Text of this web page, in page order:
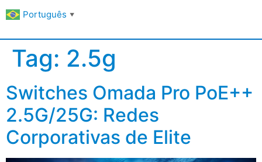
Português ▼
Tag: 2.5g
Switches Omada Pro PoE++
2.5G/25G: Redes
Corporativas de Elite